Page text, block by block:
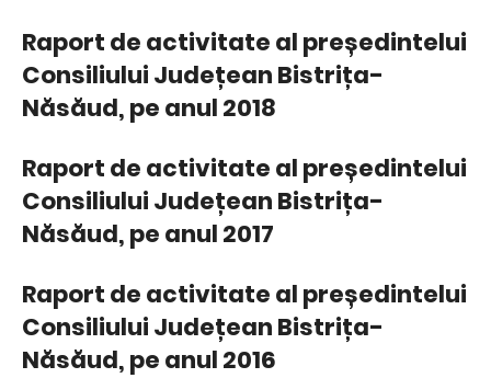
Raport de activitate al președintelui
Consiliului Județean Bistrița-
Năsăud, pe anul 2018
Raport de activitate al președintelui
Consiliului Județean Bistrița-
Năsăud, pe anul 2017
Raport de activitate al președintelui
Consiliului Județean Bistrița-
Năsăud, pe anul 2016